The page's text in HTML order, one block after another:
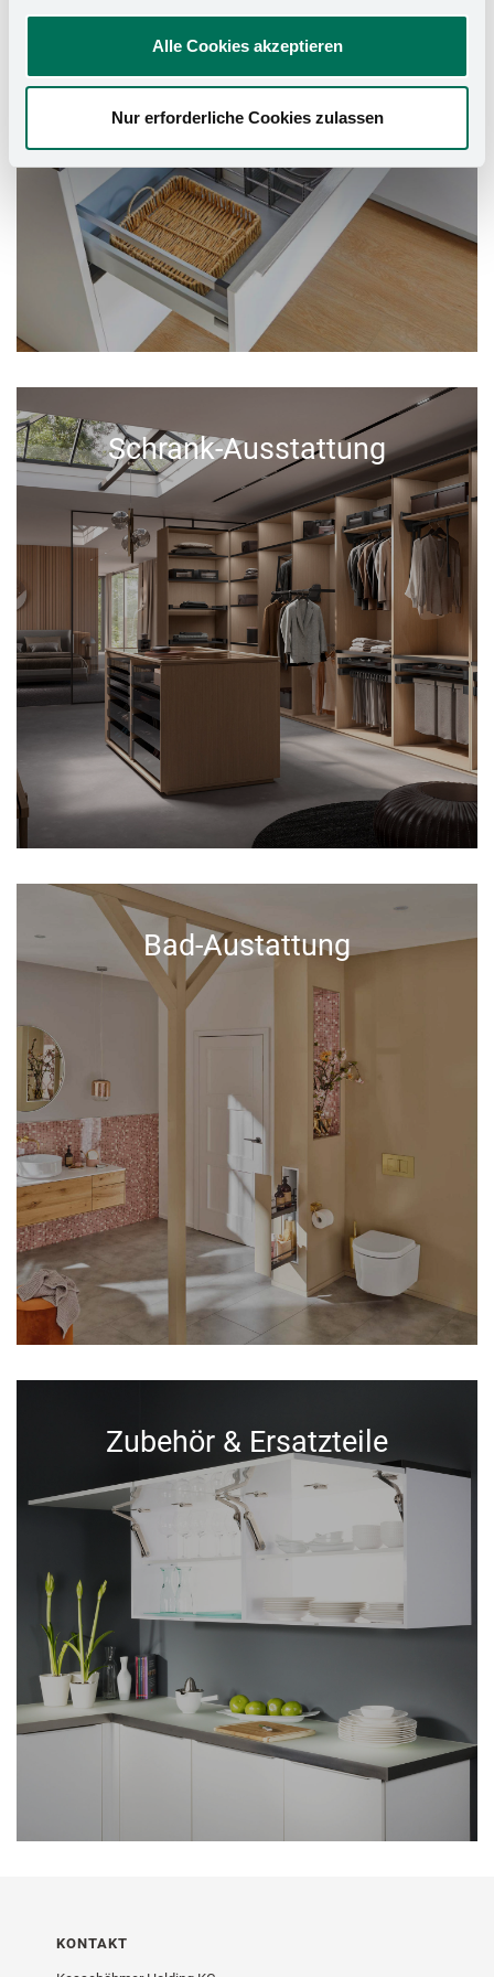
Alle Cookies akzeptieren
Nur erforderliche Cookies zulassen
Schrank-Ausstattung
Bad-Austattung
Zubehör & Ersatzteile
KONTAKT